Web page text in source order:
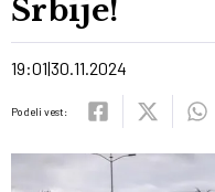
Srbije!
19:01 30.11.2024
Podeli vest: